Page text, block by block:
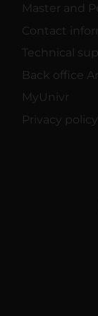
Master and
Contact
Technical
Back office
MyUnivr
Privacy policy